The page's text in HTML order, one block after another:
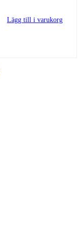
Lägg till i varukorg